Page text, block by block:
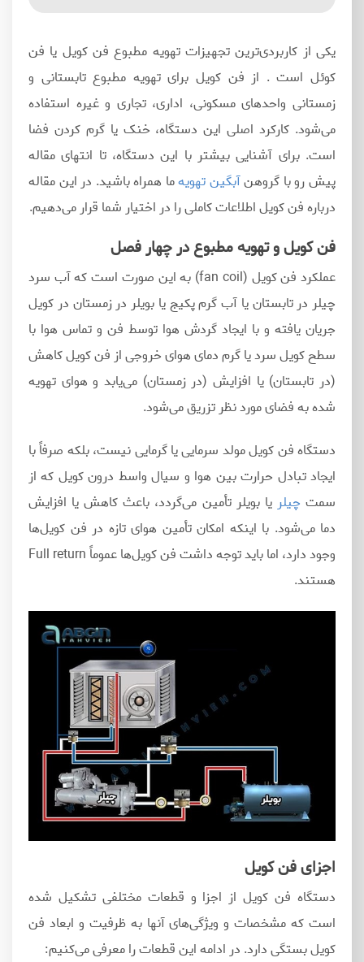
یکی از کاربردی‌ترین تجهیزات تهویه مطبوع فن کویل یا فن‌
کوئل است . از فن کویل برای تهویه مطبوع تابستانی و
زمستانی واحدهای مسکونی، اداری، تجاری و غیره استفاده
می‌شود. کارکرد اصلی این دستگاه، خنک یا گرم کردن فضا
است. برای آشنایی بیشتر با این دستگاه، تا انتهای مقاله
پیش رو با گروهنآبگین تهویهما همراه باشید. در این مقاله
درباره فن کویل اطلاعات کاملی را در اختیار شما قرار می‌دهیم.
فن کویل و تهویه مطبوع در چهار فصل
عملکرد فن کویل (fan coil) به این صورت است که آب سرد
چیلر در تابستان یا آب گرم پکیج یا بویلر در زمستان در کویل
جریان یافته و با ایجاد گردش هوا توسط فن و تماس هوا با
سطح کویل سرد یا گرم دمای هوای خروجی از فن کویل کاهش
(در تابستان) یا افزایش (در زمستان) می‌یابد و هوای تهویه
شده به فضای مورد نظر تزریق می‌شود.
دستگاه فن کویل مولد سرمایی یا گرمایی نیست، بلکه صرفاً با
ایجاد تبادل حرارت بین هوا و سیال واسط درون کویل که از
سمت چیلر یا بویلر تأمین می‌گردد، باعث کاهش یا افزایش
دما می‌شود. با اینکه امکان تأمین هوای تازه در فن کویل‌ها
وجود دارد، اما باید توجه داشت فن کویل‌ها عموماً Full return
هستند.
اجزای فن کویل
دستگاه فن کویل از اجزا و قطعات مختلفی تشکیل شده‌
است که مشخصات و ویژگی‌های آنها به ظرفیت و ابعاد فن
کویل بستگی دارد. در ادامه این قطعات را معرفی می‌کنیم: